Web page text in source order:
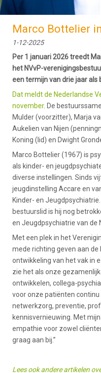
Marco Bottelier
1-12-2025
Per 1 januari 2026 treedt
het NVvP-
een termijn van drie jaar als
Dat meldt de Nederlandse
november. De
Mulder (voorzitter), Marja
Aukelien van Nijen
Koning (lid) en Dwight
Marco Bottelier (1967) is
als kinder- en
diverse instellingen. Sinds
jeugdinstelling Accare en
Kinder- en
bestuurslid is hij nog
en Jeugdpsychiatrie van de
Met een plek in het
mede richting geven aan de
ontwikkeling van het vak in
zie het als onze
ontwikkelen, collega-
voor onze patiënten
netwerkzorg, preventie,
kennisvernieuwing. Met
empathie voor zowel
graag aan bij.”
Lees ook andere artikelen